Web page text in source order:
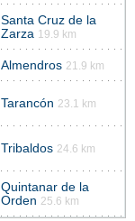
Santa Cruz de la
Zarza 19.9 km
Almendros 21.9 km
Tarancón 23.1 km
Tribaldos 24.6 km
Quintanar de la
Orden 25.6 km